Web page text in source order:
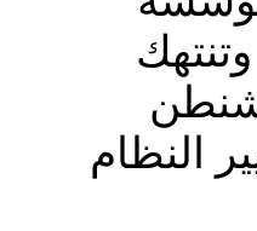
النظام